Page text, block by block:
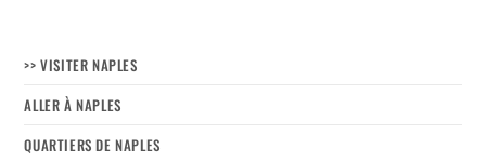
>> VISITER NAPLES
ALLER À NAPLES
QUARTIERS DE NAPLES